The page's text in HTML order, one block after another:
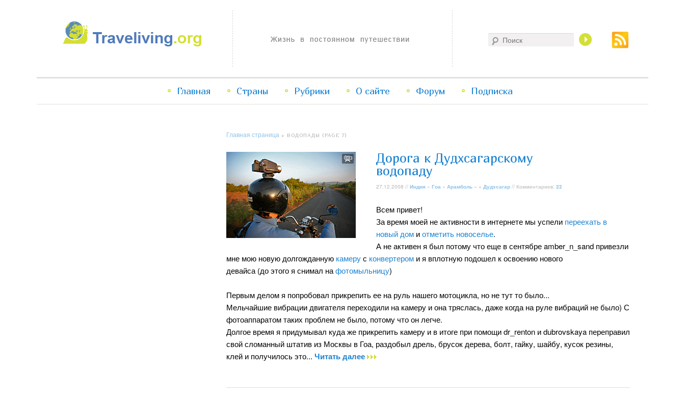
Traveliving
Жизнь в постоянном путешествии
Перейти
содержимому
Перейти
содержимому
Главная Страны Рубрики О сайте Форум Подписка
Главная страница » ВОДОПАДЫ (PAGE 7)
Дорога к Дудхсагарскому
водопаду
27.12.2008 // Индия » Гоа » Арамболь » + Дудхсагар // Комментариев: 22
Всем привет!
За время моей не активности в интернете мы успели переехать в
новый дом иотметить новоселье.
А не активен я был потому что еще в сентябре amber_n_sand привезли
мне мою новую долгожданную камерус конвертером и я вплотную подошел к освоению нового
девайса (до этого я снимал нафотомыльницу)
Первым делом я попробовал прикрепить ее на руль нашего мотоцикла, но не тут то было...
Мельчайшие вибрации двигателя переходили на камеру и она тряслась, даже когда на руле вибраций не было) С
фотоаппаратом таких проблем не было, потому что он легче.
Долгое время я придумывал куда же прикрепить камеру и в итоге при помощи dr_renton и dubrovskaya переправил
свой сломанный штатив из Москвы в Гоа, раздобыл дрель, брусок дерева, болт, гайку, шайбу, кусок резины,
клей и получилось это... Читать далее